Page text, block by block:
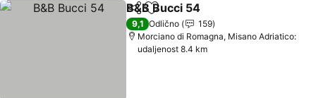
Deli Dodati u favorite
B&B Bucci 54
9,1 Odlično
159
Morciano di Romagna, Misano Adriatico:
udaljenost 8.4 km